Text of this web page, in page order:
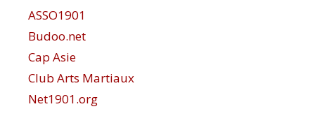
ASSO1901
Budoo.net
Cap Asie
Club Arts Martiaux
Net1901.org